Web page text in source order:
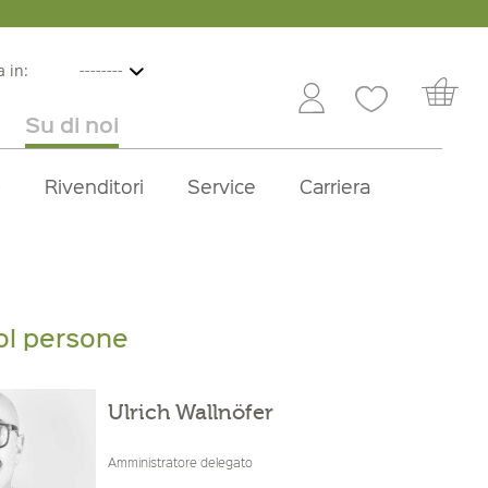
in:
Su di noi
Frutta e verdura Dolci
in offerta
Rivenditori Service Carriera
persone
Ulrich Wallnöfer
Amministratore delegato